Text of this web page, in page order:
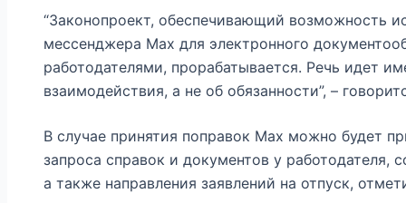
“Законопроект, обеспечивающий возможность
мессенджера Max для электронного
работодателями, прорабатывается. Речь идет
взаимодействия, а не об обязанности”, –
В случае принятия поправок Max можно будет
запроса справок и документов у работодателя,
а также направления заявлений на отпуск,